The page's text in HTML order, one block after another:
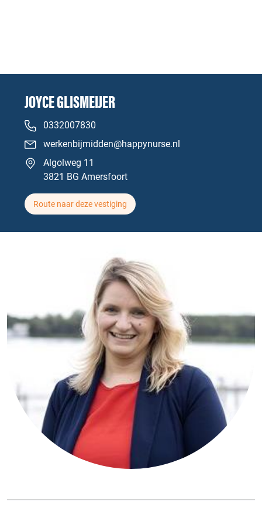
JOYCE GLISMEIJER
0332007830
werkenbijmidden@happynurse.nl
Algolweg 11
3821 BG Amersfoort
Route naar deze vestiging